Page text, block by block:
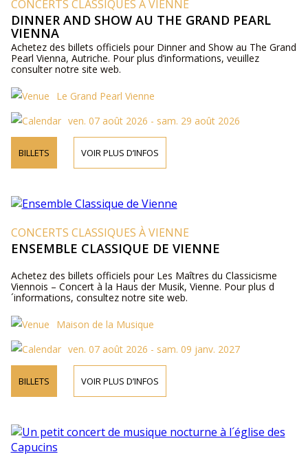
CONCERTS CLASSIQUES À VIENNE
DINNER AND SHOW AU THE GRAND PEARL
VIENNA
Achetez des billets officiels pour Dinner and Show au The Grand
Pearl Vienna, Autriche. Pour plus d’informations, veuillez
consulter notre site web.
Le Grand Pearl Vienne
ven. 07 août 2026 - sam. 29 août 2026
BILLETS VOIR PLUS D’INFOS
CONCERTS CLASSIQUES À VIENNE
ENSEMBLE CLASSIQUE DE VIENNE
Achetez des billets officiels pour Les Maîtres du Classicisme
Viennois – Concert à la Haus der Musik, Vienne. Pour plus d
´informations, consultez notre site web.
Maison de la Musique
ven. 07 août 2026 - sam. 09 janv. 2027
BILLETS VOIR PLUS D’INFOS